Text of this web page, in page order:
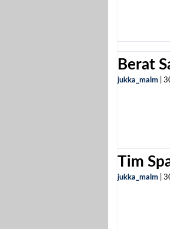
Berat
jukka_malm
Tim
jukka_malm